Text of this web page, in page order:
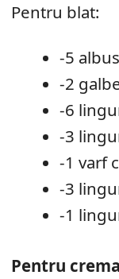
Pentru blat:
-5
-2
-6
-3
-1 varf
-3
-1
Pentru